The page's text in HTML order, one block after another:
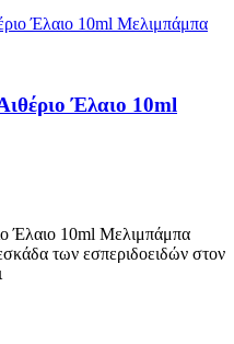
Έλαιο 10ml
Έλαιο 10ml Μελιμπάμπα
των εσπεριδοειδών στον